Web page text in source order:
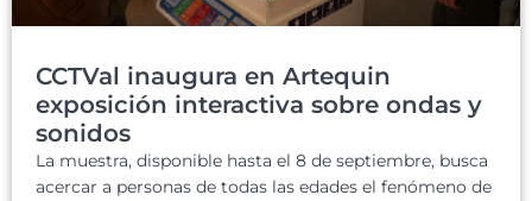
CCTVal inaugura en Artequin
exposición interactiva sobre ondas y
sonidos
La muestra, disponible hasta el 8 de septiembre, busca
acercar a personas de todas las edades el fenómeno de